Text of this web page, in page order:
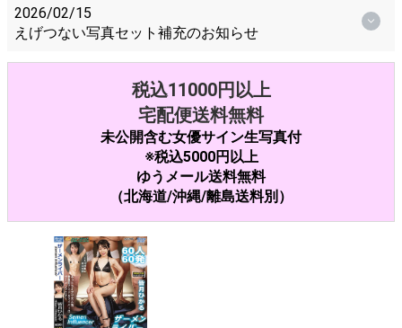
2026/02/15
えげつない写真セット補充のお知らせ
税込11000円以上
宅配便送料無料
未公開含む女優サイン生写真付
※税込5000円以上
ゆうメール送料無料
（北海道/沖縄/離島送料別）